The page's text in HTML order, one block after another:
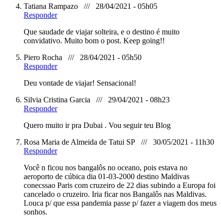
Tatiana Rampazo /// 28/04/2021 - 05h05
Responder
Que saudade de viajar solteira, e o destino é muito
convidativo. Muito bom o post. Keep going!!
Piero Rocha /// 28/04/2021 - 05h50
Responder
Deu vontade de viajar! Sensacional!
Silvia Cristina Garcia /// 29/04/2021 - 08h23
Responder
Quero muito ir pra Dubai . Vou seguir teu Blog
Rosa Maria de Almeida de Tatui SP /// 30/05/2021 - 11h30
Responder
Você n ficou nos bangalôs no oceano, pois estava no
aeroporto de cúbica dia 01-03-2000 destino Maldivas
conecssao Paris com cruzeiro de 22 dias subindo a Europa foi
cancelado o cruzeiro. Iria ficar nos Bangalôs nas Maldivas.
Louca p/ que essa pandemia passe p/ fazer a viagem dos meus
sonhos.